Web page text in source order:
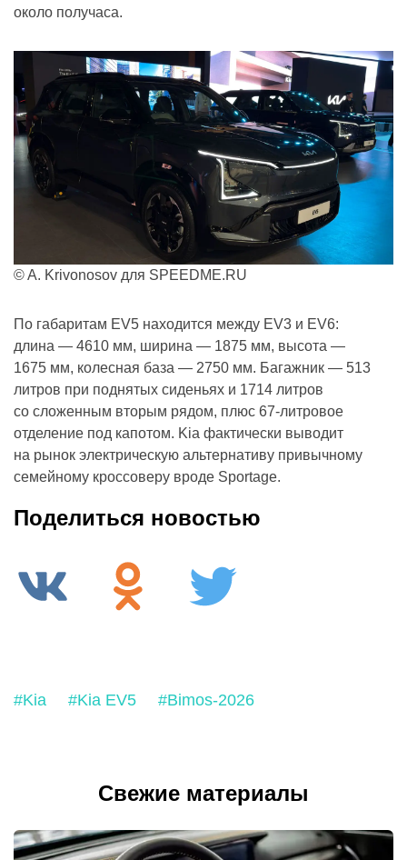
около получаса.
© A. Krivonosov для SPEEDME.RU
По габаритам EV5 находится между EV3 и EV6:
длина — 4610 мм, ширина — 1875 мм, высота —
1675 мм, колесная база — 2750 мм. Багажник — 513
литров при поднятых сиденьях и 1714 литров
со сложенным вторым рядом, плюс 67-литровое
отделение под капотом. Kia фактически выводит
на рынок электрическую альтернативу привычному
семейному кроссоверу вроде Sportage.
Поделиться новостью
#Kia #Kia EV5 #Bimos-2026
Свежие материалы